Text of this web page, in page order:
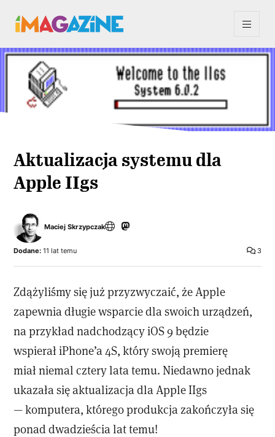
Aktualizacja systemu dla
Apple IIgs
Maciej Skrzypczak
3
Dodane: 11 lat temu
Zdążyliśmy się już przyzwyczaić, że Apple
zapewnia długie wsparcie dla swoich urządzeń,
na przykład nadchodzący iOS 9 będzie
wspierał iPhone’a 4S, który swoją premierę
miał niemal cztery lata temu. Niedawno jednak
ukazała się aktualizacja dla Apple IIgs
— komputera, którego produkcja zakończyła się
ponad dwadzieścia lat temu!